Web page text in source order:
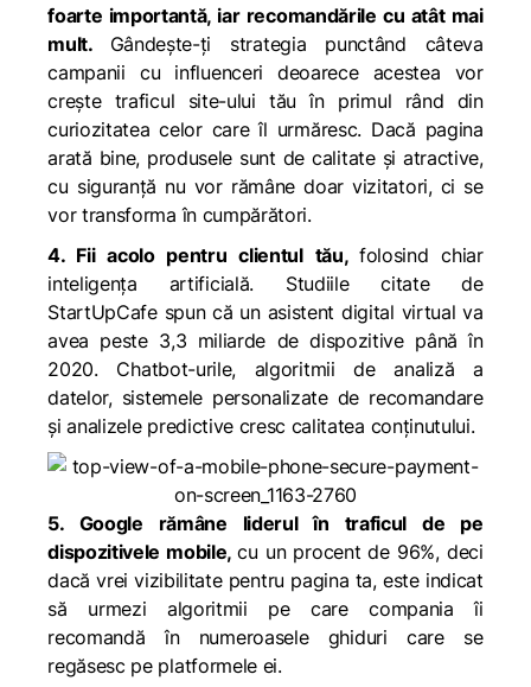
foarte importantă, iar recomandările cu atât mai
mult. Gândește-ți strategia punctând câteva
campanii cu influenceri deoarece acestea vor
crește traficul site-ului tău în primul rând din
curiozitatea celor care îl urmăresc. Dacă pagina
arată bine, produsele sunt de calitate și atractive,
cu siguranță nu vor rămâne doar vizitatori, ci se
vor transforma în cumpărători.
4. Fii acolo pentru clientul tău,folosind chiar
inteligența artificială. Studiile citate de
StartUpCafe spun că un asistent digital virtual va
avea peste 3,3 miliarde de dispozitive până în
2020. Chatbot-urile, algoritmii de analiză a
datelor, sistemele personalizate de recomandare
și analizele predictive cresc calitatea conținutului.
5. Google rămâne liderul în traficul de pe
dispozitivele mobile,cu un procent de 96%, deci
dacă vrei vizibilitate pentru pagina ta, este indicat
să urmezi algoritmii pe care compania îi
recomandă în numeroasele ghiduri care se
regăsesc pe platformele ei.